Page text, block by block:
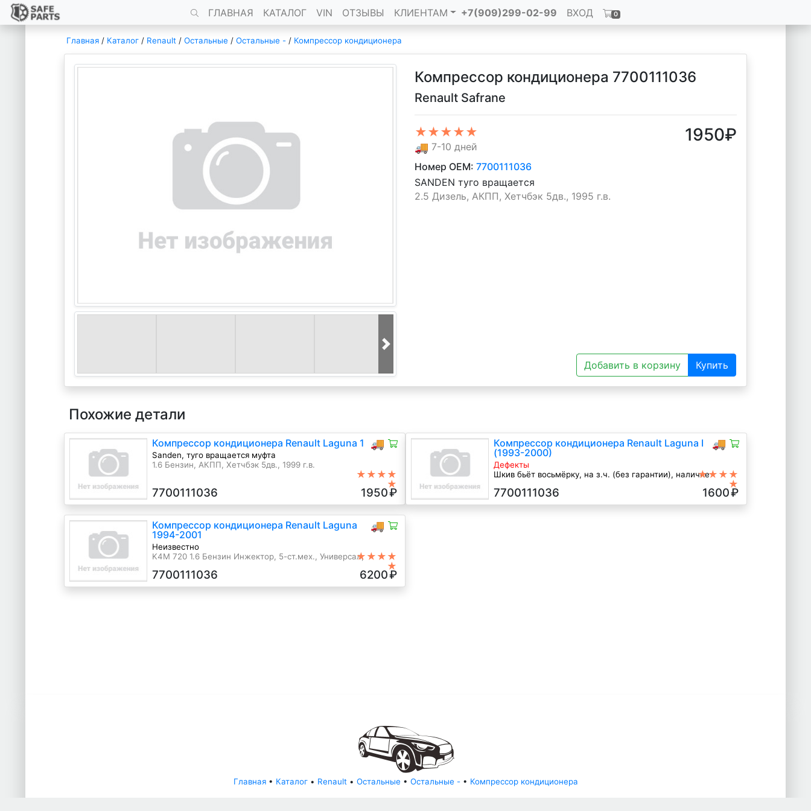
ГЛАВНАЯ КАТАЛОГ VIN ОТЗЫВЫ КЛИЕНТАМ +7(909)299-02-99 ВХОД 0
Главная / Каталог / Renault / Остальные / Остальные - / Компрессор кондиционера
Компрессор кондиционера 7700111036
Renault Safrane
★★★★★
🚚 7-10 дней
1950₽
Номер OEM: 7700111036
SANDEN туго вращается
2.5 Дизель, АКПП, Хетчбэк 5дв., 1995 г.в.
Добавить в корзину Купить
Похожие детали
🚚
Компрессор кондиционера Renault Laguna 1
Sanden, туго вращается муфта
1.6 Бензин, АКПП, Хетчбэк 5дв., 1999 г.в.
★★★★
★
7700111036 1950₽
🚚
Компрессор кондиционера Renault Laguna I
(1993-2000)
Дефекты
Шкив бьёт восьмёрку, на з.ч. (без гарантии), наличие
1.6 i Бензин, 1998
★★★★
★
7700111036 1600₽
🚚
Компрессор кондиционера Renault Laguna
1994-2001
Неизвестно
K4M 720 1.6 Бензин Инжектор, 5-ст.мех., Универсал,★★★★
★
7700111036 6200₽
Главная• Каталог• Renault• Остальные • Остальные - • Компрессор кондиционера